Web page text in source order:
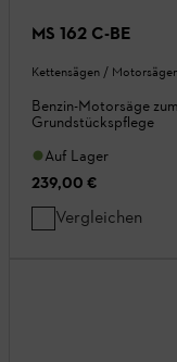
MS 162 C-BE
Kettensägen /
Benzin-Motorsäge
Grundstückspflege
Auf Lager
239,00 €
Vergleichen